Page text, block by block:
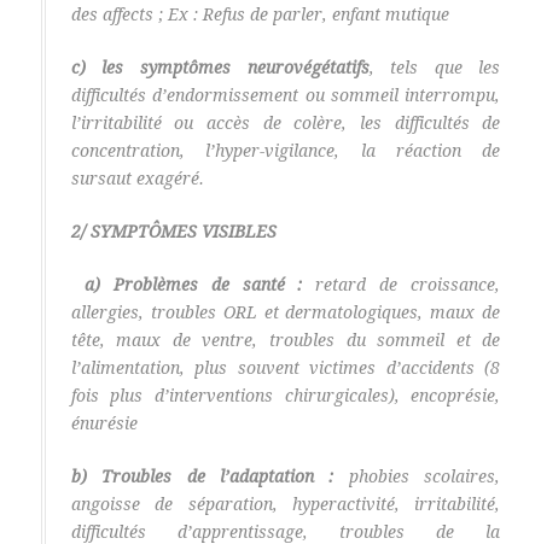
des affects ; Ex : Refus de parler, enfant mutique
c) les symptômes neurovégétatifs, tels que les
difficultés d’endormissement ou sommeil interrompu,
l’irritabilité ou accès de colère, les difficultés de
concentration, l’hyper-vigilance, la réaction de
sursaut exagéré.
2/ SYMPTÔMES VISIBLES
a) Problèmes de santé : retard de croissance,
allergies, troubles ORL et dermatologiques, maux de
tête, maux de ventre, troubles du sommeil et de
l’alimentation, plus souvent victimes d’accidents (8
fois plus d’interventions chirurgicales), encoprésie,
énurésie
b) Troubles de l’adaptation : phobies scolaires,
angoisse de séparation, hyperactivité, irritabilité,
difficultés d’apprentissage, troubles de la